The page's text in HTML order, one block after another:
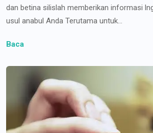
dan betina silislah memberikan informasi
usul anabul Anda Terutama untuk...
Baca